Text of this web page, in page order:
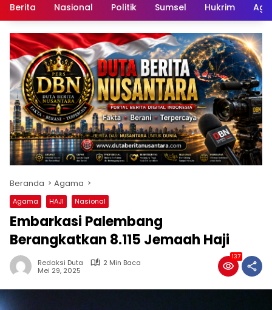
Berita Nasional Politik Sumsel Hukrim
Beranda Agama
Agama HAJI Nasional
Embarkasi Palembang
Berangkatkan 8.115 Jemaah Haji
Redaksi Duta
2 Min Baca
Mei 29, 2025
137